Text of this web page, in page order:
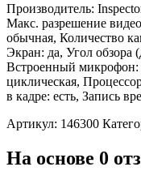
Производитель:
Макс. разрешение
обычная, Количество
Экран: да, Угол
Встроенный микрофон:
циклическая,
в кадре: есть, Запись
Артикул: 146300
На основе 0